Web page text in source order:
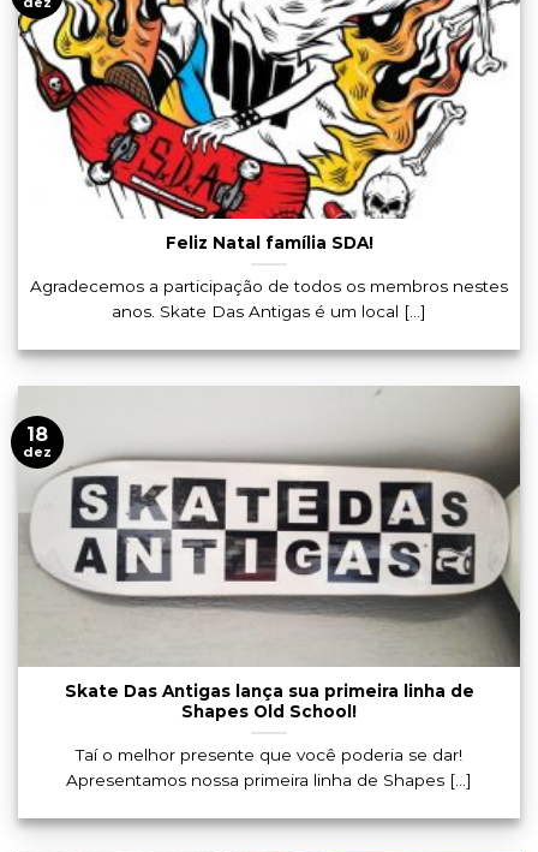
Feliz Natal família SDA!
Agradecemos a participação de todos os membros nestes
anos. Skate Das Antigas é um local [...]
Skate Das Antigas lança sua primeira linha de
Shapes Old School!
Taí o melhor presente que você poderia se dar!
Apresentamos nossa primeira linha de Shapes [...]
18
dez